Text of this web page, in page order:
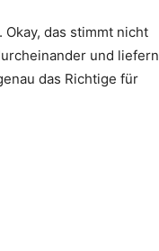
das stimmt nicht
und liefern
das Richtige für